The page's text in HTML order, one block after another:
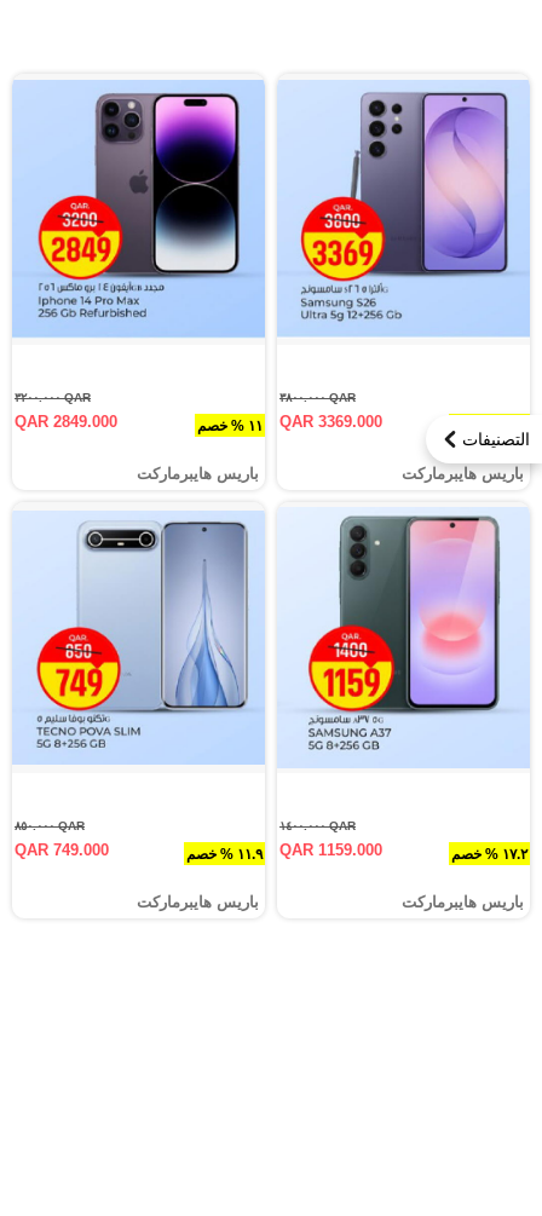
التصنيفات
QAR ٣٨٠٠.٠٠٠
QAR 3369.000
باريس هايبرماركت
١١ % خصم
QAR ٣٢٠٠.٠٠٠
QAR 2849.000
باريس هايبرماركت
١٧.٢ % خصم
QAR ١٤٠٠.٠٠٠
QAR 1159.000
باريس هايبرماركت
١١.٩ % خصم
QAR ٨٥٠.٠٠٠
QAR 749.000
باريس هايبرماركت